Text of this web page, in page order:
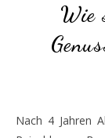
Wie
Nach 4 Jahren Abstinenz war es endlich wieder soweit: Das